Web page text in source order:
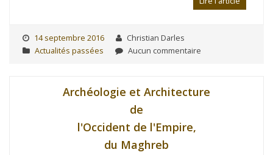
14 septembre 2016
Christian Darles
Actualités passées
Aucun commentaire
Archéologie et Architecture
de
l'Occident de l'Empire,
du Maghreb